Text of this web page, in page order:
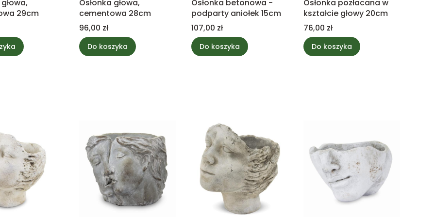
29cm
Osłonka głowa,
cementowa 28cm
Cena
96,00 zł
Do koszyka
Osłonka betonowa -
podparty aniołek 15cm
Cena
107,00 zł
Do koszyka
Osłonka pozłacana w
kształcie głowy 20cm
Cena
76,00 zł
Do koszyka